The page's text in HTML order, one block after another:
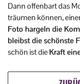
Dann offenbart das
träumen können,
Foto hargeln die
bleibst die schönste
schön ist dieKraft